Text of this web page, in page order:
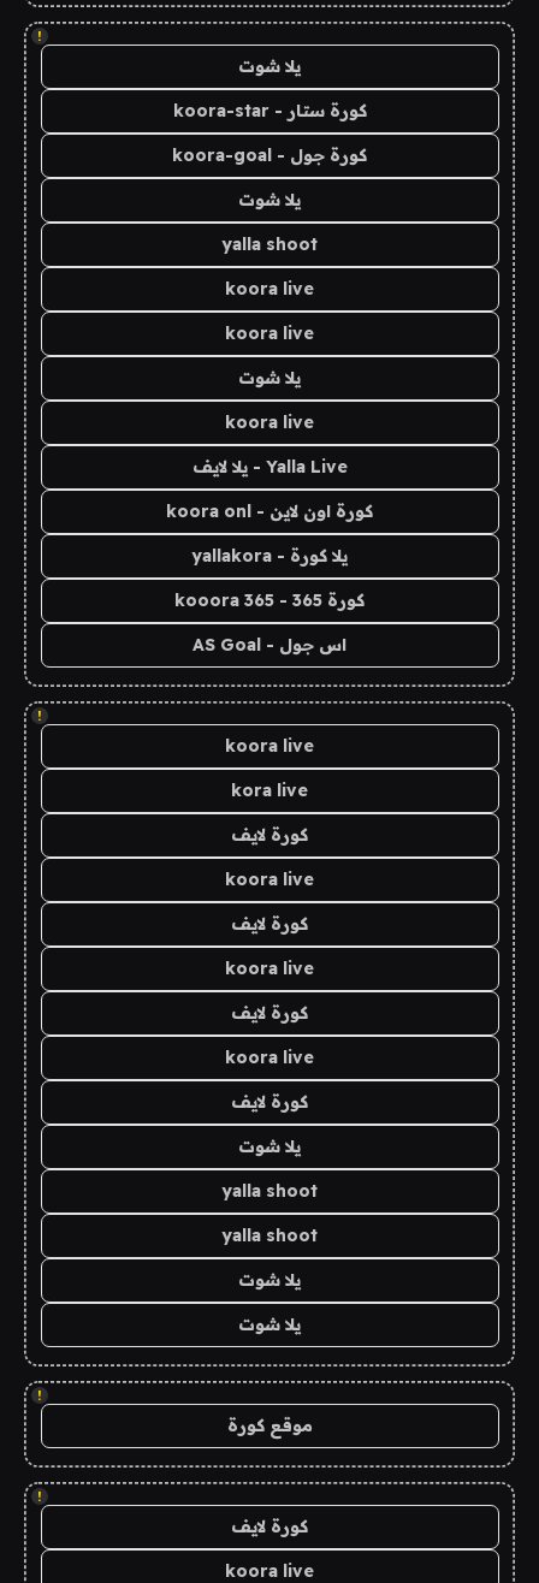
!
يلا شوت
كورة ستار - koora-star
كورة جول - koora-goal
يلا شوت
yalla shoot
koora live
koora live
يلا شوت
koora live
Yalla Live - يلا لايف
كورة اون لاين - koora onl
يلا كورة - yallakora
كورة 365 - kooora 365
اس جول - AS Goal
!
koora live
kora live
كورة لايف
koora live
كورة لايف
koora live
كورة لايف
koora live
كورة لايف
يلا شوت
yalla shoot
yalla shoot
يلا شوت
يلا شوت
!
موقع كورة
!
كورة لايف
koora live